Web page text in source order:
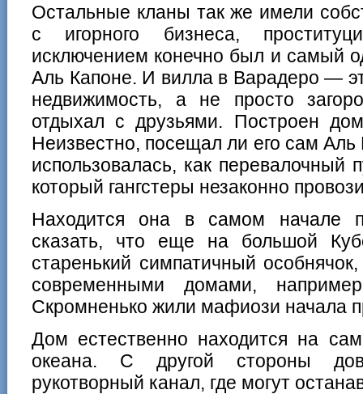
Остальные кланы так же имели
с игорного бизнеса,
исключением конечно был и самый
Аль Капоне. И вилла в Варадеро —
недвижимость, а не просто
отдыхал с друзьями. Построен
Неизвестно, посещал ли его сам Аль
использовалась, как перевалочный
который гангстеры незаконно
Находится она в самом начале
сказать, что еще на большой
старенький симпатичный
современными домами,
Скромненько жили мафиози начала
Дом естественно находится на
океана. С другой стороны
рукотворный канал, где могут